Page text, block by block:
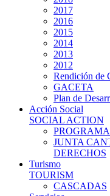
2017
2016
2015
2014
2013
2012
Rendición de
GACETA
Plan de
Acción Social
SOCIAL ACTION
JUNTA
DERECHOS
Turismo
TOURISM
CASCADAS